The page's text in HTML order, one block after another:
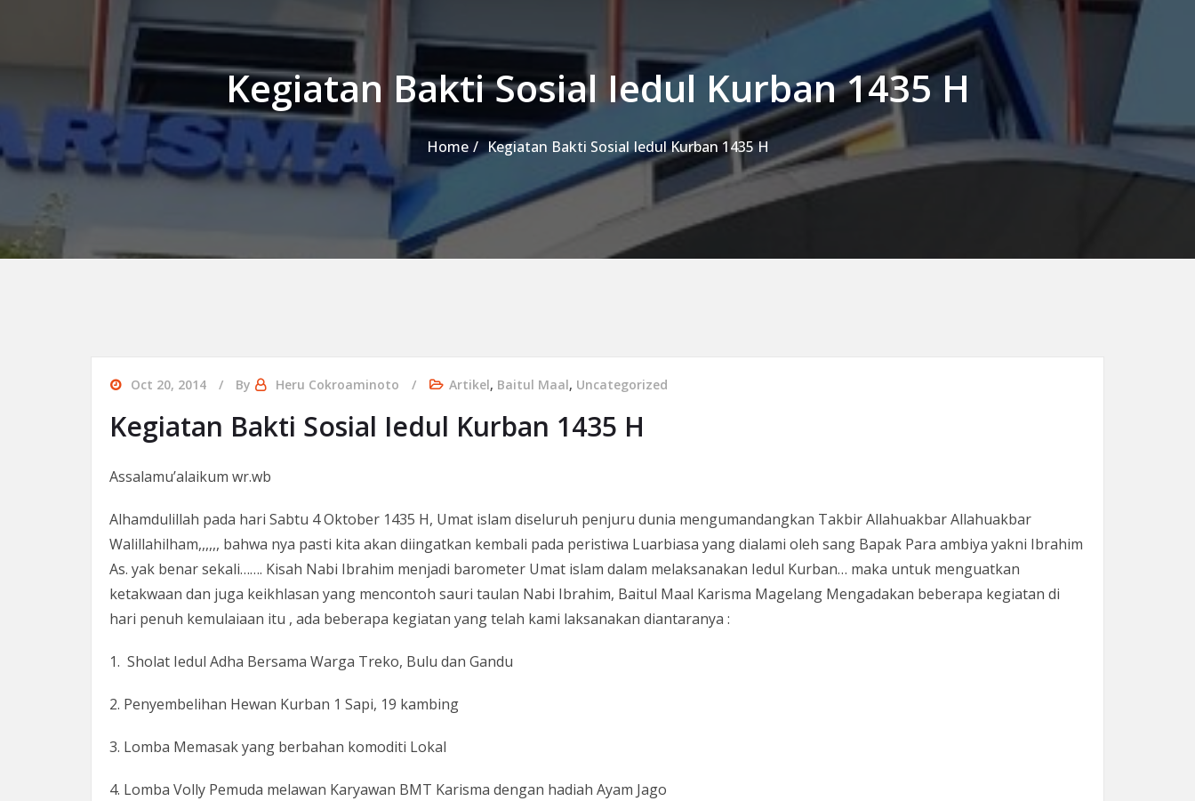
Kegiatan Bakti Sosial Iedul Kurban 1435 H
Home Kegiatan Bakti Sosial Iedul Kurban 1435 H
Oct 20, 2014 By Heru Cokroaminoto Artikel, Baitul Maal, Uncategorized
Kegiatan Bakti Sosial Iedul Kurban 1435 H
Assalamu’alaikum wr.wb
Alhamdulillah pada hari Sabtu 4 Oktober 1435 H, Umat islam diseluruh penjuru dunia mengumandangkan Takbir Allahuakbar Allahuakbar
Walillahilham,,,,,, bahwa nya pasti kita akan diingatkan kembali pada peristiwa Luarbiasa yang dialami oleh sang Bapak Para ambiya yakni Ibrahim
As. yak benar sekali……. Kisah Nabi Ibrahim menjadi barometer Umat islam dalam melaksanakan Iedul Kurban… maka untuk menguatkan
ketakwaan dan juga keikhlasan yang mencontoh sauri taulan Nabi Ibrahim, Baitul Maal Karisma Magelang Mengadakan beberapa kegiatan di
hari penuh kemulaiaan itu , ada beberapa kegiatan yang telah kami laksanakan diantaranya :
1. Sholat Iedul Adha Bersama Warga Treko, Bulu dan Gandu
2. Penyembelihan Hewan Kurban 1 Sapi, 19 kambing
3. Lomba Memasak yang berbahan komoditi Lokal
4. Lomba Volly Pemuda melawan Karyawan BMT Karisma dengan hadiah Ayam Jago